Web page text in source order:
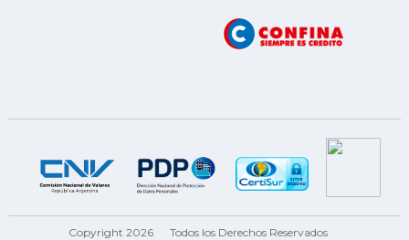
Copyright 2026 Todos los Derechos Reservados